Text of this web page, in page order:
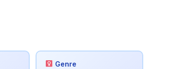
Genre